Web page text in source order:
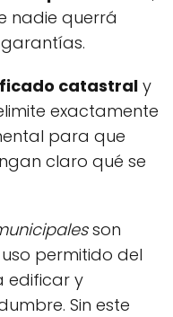
nadie querrá
catastral y
exactamente
para que
claro qué se
son
permitido del
edificar y
Sin este